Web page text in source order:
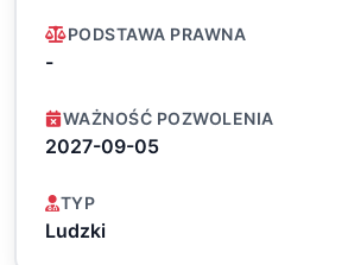
PODSTAWA PRAWNA
-
WAŻNOŚĆ POZWOLENIA
2027-09-05
TYP
Ludzki